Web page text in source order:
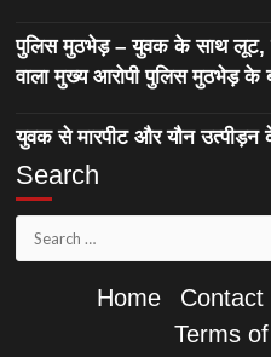
पुलिस मुठभेड़ – युवक के साथ लूट,
वाला मुख्य आरोपी पुलिस मुठभेड़ के
युवक से मारपीट और यौन उत्पीड़न
Search
Search
for:
Home
Contact
Terms